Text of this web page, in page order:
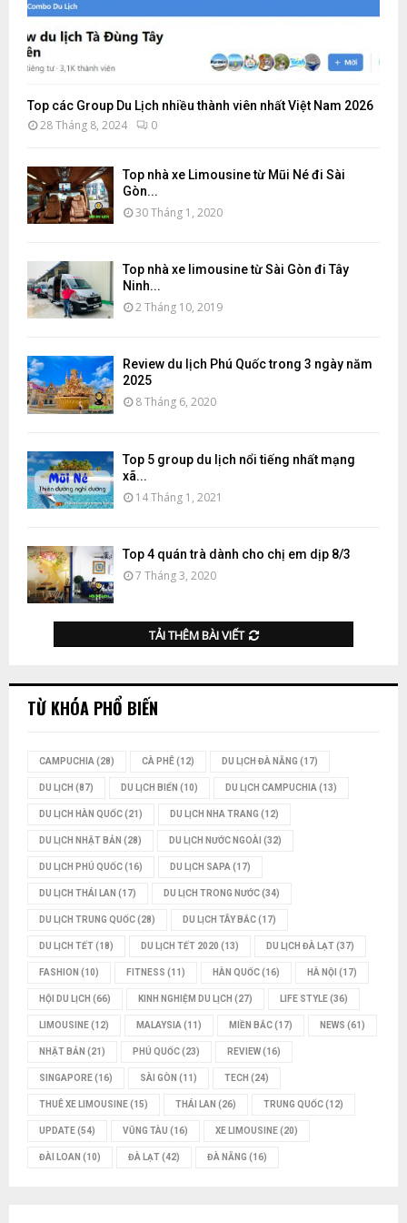
Top các Group Du Lịch nhiều thành viên nhất Việt Nam 2026
28 Tháng 8, 2024 0
Top nhà xe Limousine từ Mũi Né đi Sài
Gòn...
30 Tháng 1, 2020
Top nhà xe limousine từ Sài Gòn đi Tây
Ninh...
2 Tháng 10, 2019
Review du lịch Phú Quốc trong 3 ngày năm
2025
8 Tháng 6, 2020
Top 5 group du lịch nổi tiếng nhất mạng
xã...
14 Tháng 1, 2021
Top 4 quán trà dành cho chị em dịp 8/3
7 Tháng 3, 2020
TẢI THÊM BÀI VIẾT
TỪ KHÓA PHỔ BIẾN
CAMPUCHIA (28) CÀ PHÊ(12) DU LỊCH ĐÀ NẴNG (17)
DU LỊCH (87) DU LỊCH BIỂN (10) DU LỊCH CAMPUCHIA (13)
DU LỊCH HÀN QUỐC(21) DU LỊCH NHA TRANG (12)
DU LỊCH NHẬT BẢN (28) DU LỊCH NƯỚC NGOÀI (32)
DU LỊCH PHÚ QUỐC(16) DU LỊCH SAPA (17)
DU LỊCH THÁI LAN (17) DU LỊCH TRONG NƯỚC(34)
DU LỊCH TRUNG QUỐC(28) DU LỊCH TÂY BẮC(17)
DU LỊCH TẾT(18) DU LỊCH TẾT 2020 (13) DU LỊCH ĐÀ LẠT(37)
FASHION (10) FITNESS (11) HÀN QUỐC(16) HÀ NỘI (17)
HỘI DU LỊCH (66) KINH NGHIỆM DU LỊCH (27) LIFE STYLE(36)
LIMOUSINE(12) MALAYSIA (11) MIỀN BẮC(17) NEWS (61)
NHẬT BẢN (21) PHÚ QUỐC(23) REVIEW(16)
SINGAPORE(16) SÀI GÒN (11) TECH (24)
THUÊ XE LIMOUSINE(15) THÁI LAN (26) TRUNG QUỐC(12)
UPDATE(54) VŨNG TÀU (16) XE LIMOUSINE(20)
ĐÀI LOAN (10) ĐÀ LẠT(42) ĐÀ NẴNG (16)